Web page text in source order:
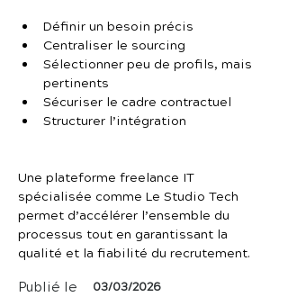
Définir un besoin précis
Centraliser le sourcing
Sélectionner peu de profils, mais
pertinents
Sécuriser le cadre contractuel
Structurer l’intégration
Une plateforme freelance IT
spécialisée comme Le Studio Tech
permet d’accélérer l’ensemble du
processus tout en garantissant la
qualité et la fiabilité du recrutement.
Publié le 03/03/2026